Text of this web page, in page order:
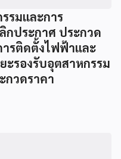
รมและการ
กประกาศ ประกวด
รติดตั้งไฟฟ้าและ
ะรองรับอุตสาหกรรม
กวดราคา